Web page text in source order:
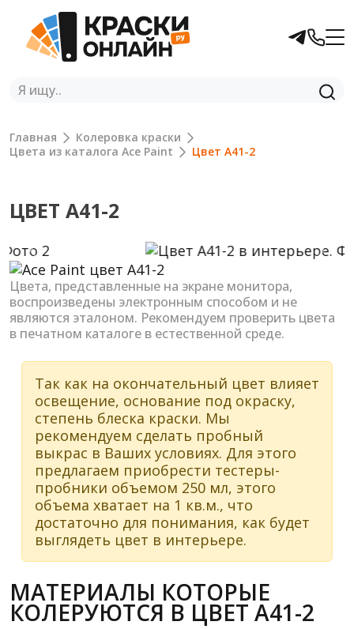
Главная
Колеровка краски
Цвета из каталога Ace Paint
Цвет A41-2
ЦВЕТ A41-2
Previous Next
Цвета, представленные на экране монитора,
воспроизведены электронным способом и не
являются эталоном. Рекомендуем проверить цвета
в печатном каталоге в естественной среде.
Так как на окончательный цвет влияет
освещение, основание под окраску,
степень блеска краски. Мы
рекомендуем сделать пробный
выкрас в Ваших условиях. Для этого
предлагаем приобрести тестеры-
пробники объемом 250 мл, этого
объема хватает на 1 кв.м., что
достаточно для понимания, как будет
выглядеть цвет в интерьере.
МАТЕРИАЛЫ КОТОРЫЕ
КОЛЕРУЮТСЯ В ЦВЕТ A41-2